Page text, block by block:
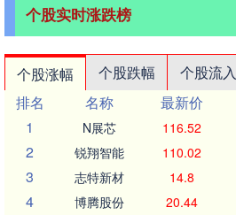
个股实时涨跌榜
个股涨幅 个股跌幅 个股流入
排名
名称 最新价
1
N展芯 116.52
2 锐翔智能 110.02
3 志特新材 14.8
4 博腾股份 20.44